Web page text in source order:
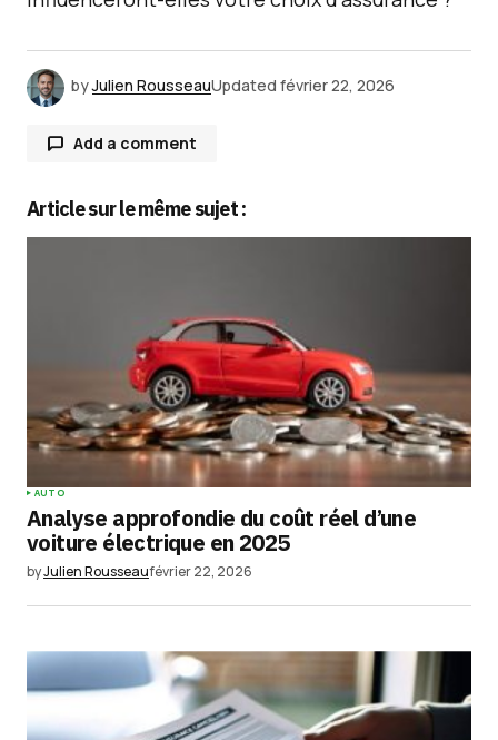
byJulien RousseauUpdated février 22, 2026
Add a comment
Votre adresse e-mail ne sera pas publiée.Les
Your Name*
Your E-mail *
site dans le navigateur pour mon prochain
Submit Comment
Article sur le même sujet :
AUTO
Analyse approfondie du coût réel d’une
voiture électrique en 2025
byJulien Rousseaufévrier 22, 2026